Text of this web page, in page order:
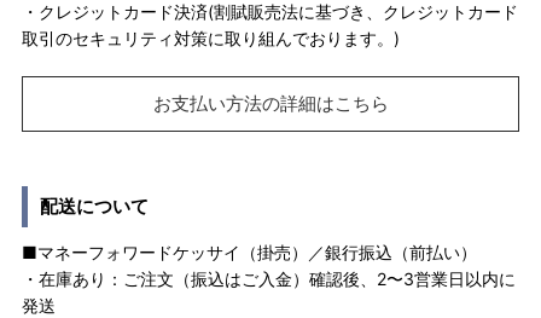
・クレジットカード決済(割賦販売法に基づき、クレジットカード
取引のセキュリティ対策に取り組んでおります。)
お支払い方法の詳細はこちら
配送について
■マネーフォワードケッサイ（掛売）／銀行振込（前払い）
・在庫あり：ご注文（振込はご入金）確認後、2〜3営業日以内に
発送